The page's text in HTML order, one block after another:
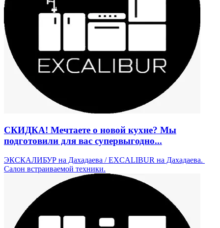
СКИДКА! Мечтаете о новой кухне? Мы
подготовили для вас супервыгодно...
ЭКСКАЛИБУР на Дахадаева / EXCALIBUR на Дахадаева. ​
Салон встраиваемой техники.